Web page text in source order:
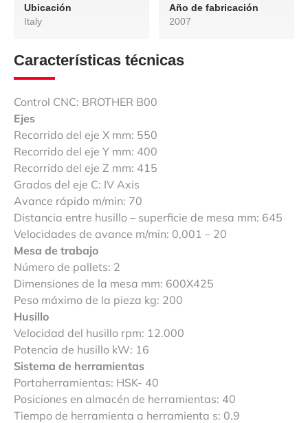
Ubicación
Italy
Año de fabricación
2007
Características técnicas
Control CNC: BROTHER B00
Ejes
Recorrido del eje X mm: 550
Recorrido del eje Y mm: 400
Recorrido del eje Z mm: 415
Grados del eje C: IV Axis
Avance rápido m/min: 70
Distancia entre husillo – superficie de mesa mm: 645
Velocidades de avance m/min: 0,001 – 20
Mesa de trabajo
Número de pallets: 2
Dimensiones de la mesa mm: 600X425
Peso máximo de la pieza kg: 200
Husillo
Velocidad del husillo rpm: 12.000
Potencia de husillo kW: 16
Sistema de herramientas
Portaherramientas: HSK- 40
Posiciones en almacén de herramientas: 40
Tiempo de herramienta a herramienta s: 0.9